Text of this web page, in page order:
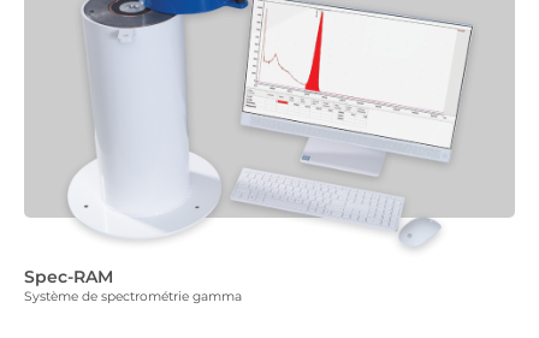
Spec-RAM
Système de spectrométrie gamma